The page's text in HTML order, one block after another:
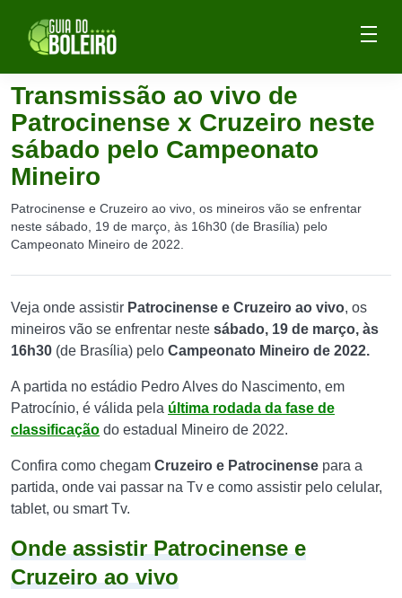
Transmissão ao vivo de
Patrocinense x Cruzeiro neste
sábado pelo Campeonato
Mineiro
Patrocinense e Cruzeiro ao vivo, os mineiros vão se enfrentar
neste sábado, 19 de março, às 16h30 (de Brasília) pelo
Campeonato Mineiro de 2022.
Veja onde assistir Patrocinense e Cruzeiro ao vivo, os
mineiros vão se enfrentar neste sábado, 19 de março, às
16h30 (de Brasília) pelo Campeonato Mineiro de 2022.
A partida no estádio Pedro Alves do Nascimento, em
Patrocínio, é válida pela última rodada da fase de
classificação do estadual Mineiro de 2022.
Confira como chegam Cruzeiro e Patrocinense para a
partida, onde vai passar na Tv e como assistir pelo celular,
tablet, ou smart Tv.
Onde assistir Patrocinense e
Cruzeiro ao vivo